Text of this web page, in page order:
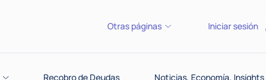
Recobro de Deudas Noticias, Economía, Insights
Otras páginas Iniciar sesión